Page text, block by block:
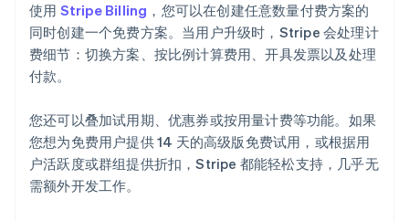
使用 Stripe Billing ，您可以在创建任意数量付费方案的
同时创建一个免费方案。当用户升级时，Stripe 会处理计
费细节：切换方案、按比例计算费用、开具发票以及处理
付款。
您还可以叠加试用期、优惠券或按用量计费等功能。如果
您想为免费用户提供 14 天的高级版免费试用，或根据用
户活跃度或群组提供折扣，Stripe 都能轻松支持，几乎无
需额外开发工作。